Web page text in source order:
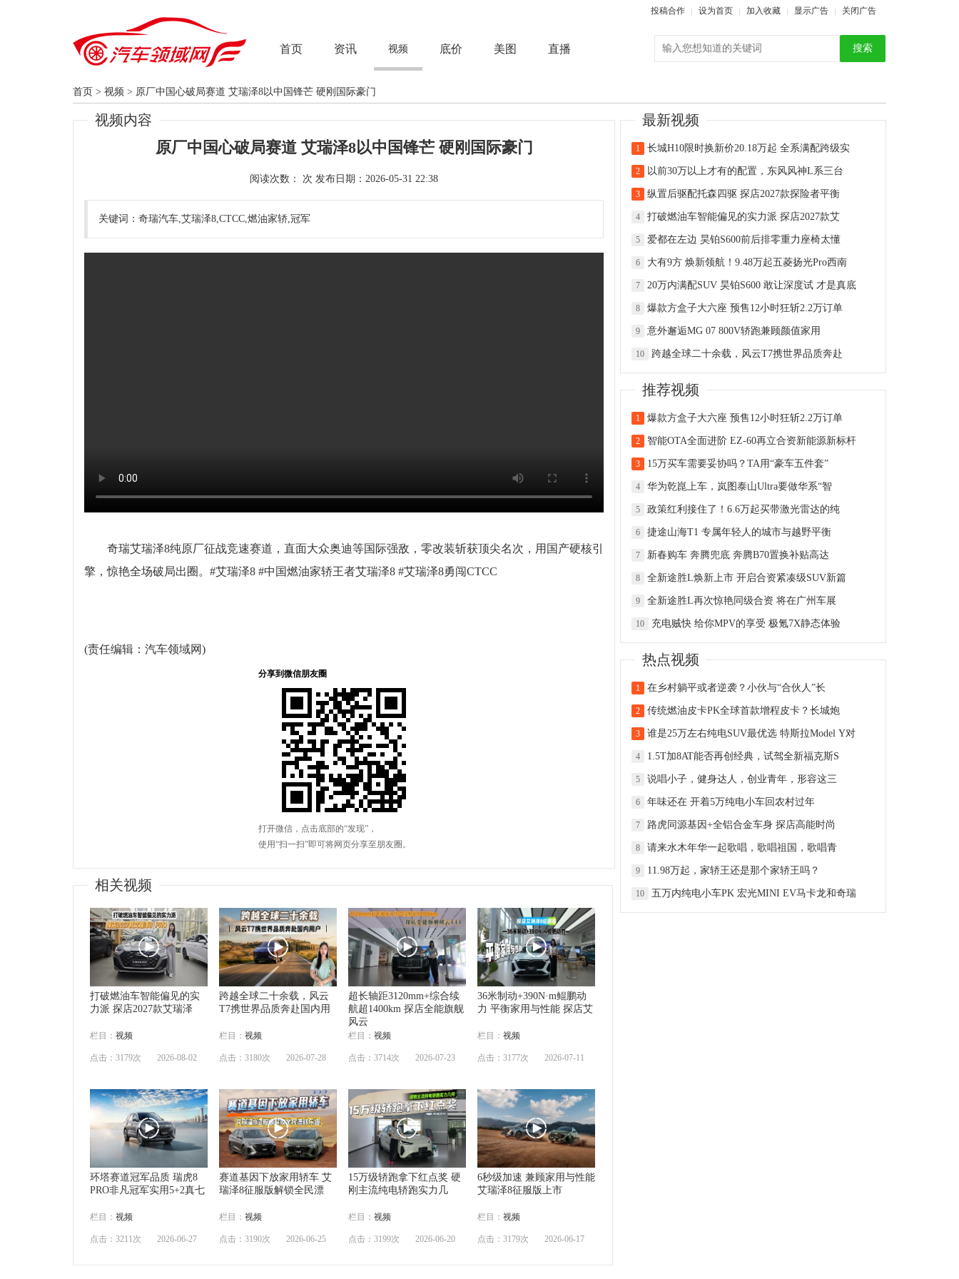
投稿合作 设为首页 加入收藏 显示广告 关闭广告
首页 资讯 视频 底价 美图 直播 搜索
首页 > 视频 > 原厂中国心破局赛道 艾瑞泽8以中国锋芒 硬刚国际豪门
视频内容
原厂中国心破局赛道 艾瑞泽8以中国锋芒 硬刚国际豪门
阅读次数： 次 发布日期：2026-05-31 22:38
关键词：奇瑞汽车,艾瑞泽8,CTCC,燃油家轿,冠军
奇瑞艾瑞泽8纯原厂征战竞速赛道，直面大众奥迪等国际强敌，零改装斩获顶尖名次，用国产硬核引
擎，惊艳全场破局出圈。#艾瑞泽8 #中国燃油家轿王者艾瑞泽8 #艾瑞泽8勇闯CTCC
(责任编辑：汽车领域网)
相关视频
打破燃油车智能偏见的实
力派 探店2027款艾瑞泽
栏目： 视频
点击：3179次 2026-08-02
跨越全球二十余载，风云
T7携世界品质奔赴国内用
栏目： 视频
点击：3180次 2026-07-28
超长轴距3120mm+综合续
航超1400km 探店全能旗舰
风云
栏目： 视频
点击：3714次 2026-07-23
36米制动+390N·m鲲鹏动
力 平衡家用与性能 探店艾
栏目： 视频
点击：3177次 2026-07-11
环塔赛道冠军品质 瑞虎8
PRO非凡冠军实用5+2真七
栏目： 视频
点击：3211次 2026-06-27
赛道基因下放家用轿车 艾
瑞泽8征服版解锁全民漂
栏目： 视频
点击：3190次 2026-06-25
15万级轿跑拿下红点奖 硬
刚主流纯电轿跑实力几
栏目： 视频
点击：3199次 2026-06-20
6秒级加速 兼顾家用与性能
艾瑞泽8征服版上市
栏目： 视频
点击：3179次 2026-06-17
最新视频
1 长城H10限时换新价20.18万起 全系满配跨级实
2 以前30万以上才有的配置，东风风神L系三台
3 纵置后驱配托森四驱 探店2027款探险者平衡
4 打破燃油车智能偏见的实力派 探店2027款艾
5 爱都在左边 昊铂S600前后排零重力座椅太懂
6 大有9方 焕新领航！9.48万起五菱扬光Pro西南
7 20万内满配SUV 昊铂S600 敢让深度试 才是真底
8 爆款方盒子大六座 预售12小时狂斩2.2万订单
9 意外邂逅MG 07 800V轿跑兼顾颜值家用
10 跨越全球二十余载，风云T7携世界品质奔赴
推荐视频
1 爆款方盒子大六座 预售12小时狂斩2.2万订单
2 智能OTA全面进阶 EZ-60再立合资新能源新标杆
3 15万买车需要妥协吗？TA用“豪车五件套”
4 华为乾崑上车，岚图泰山Ultra要做华系“智
5 政策红利接住了！6.6万起买带激光雷达的纯
6 捷途山海T1 专属年轻人的城市与越野平衡
7 新春购车 奔腾兜底 奔腾B70置换补贴高达
8 全新途胜L焕新上市 开启合资紧凑级SUV新篇
9 全新途胜L再次惊艳同级合资 将在广州车展
10 充电贼快 给你MPV的享受 极氪7X静态体验
热点视频
1 在乡村躺平或者逆袭？小伙与“合伙人”长
2 传统燃油皮卡PK全球首款增程皮卡？长城炮
3 谁是25万左右纯电SUV最优选 特斯拉Model Y对
4 1.5T加8AT能否再创经典，试驾全新福克斯S
5 说唱小子，健身达人，创业青年，形容这三
6 年味还在 开着5万纯电小车回农村过年
7 路虎同源基因+全铝合金车身 探店高能时尚
8 请来水木年华一起歌唱，歌唱祖国，歌唱青
9 11.98万起，家轿王还是那个家轿王吗？
10 五万内纯电小车PK 宏光MINI EV马卡龙和奇瑞